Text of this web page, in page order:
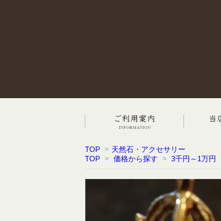
TOP > 天然石・アクセサリー
TOP > 価格から探す > 3千円～1万円